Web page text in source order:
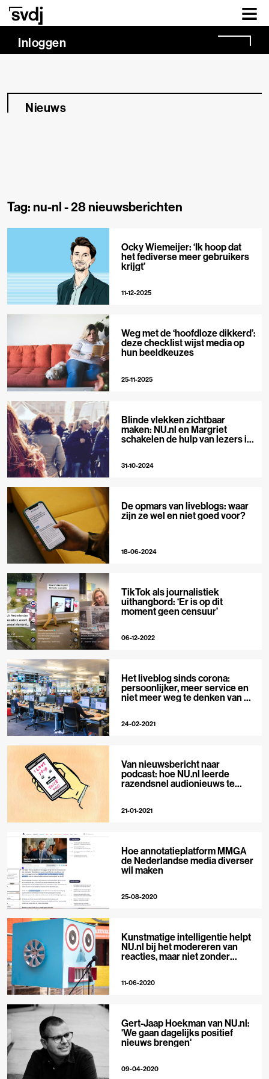
Naar hoofdinhoud
Inloggen
Nieuws
Tag: nu-nl -28 nieuwsberichten
Ocky Wiemeijer: ‘Ik hoop dat
het fediverse meer gebruikers
krijgt’
11-12-2025
Weg met de ‘hoofdloze dikkerd’:
deze checklist wijst media op
hun beeldkeuzes
25-11-2025
Blinde vlekken zichtbaar
maken: NU.nl en Margriet
schakelen de hulp van lezers in
31-10-2024
De opmars van liveblogs: waar
zijn ze wel en niet goed voor?
18-06-2024
TikTok als journalistiek
uithangbord: ‘Er is op dit
moment geen censuur’
06-12-2022
Het liveblog sinds corona:
persoonlijker, meer service en
niet meer weg te denken van de
24-02-2021
Van nieuwsbericht naar
podcast: hoe NU.nl leerde
razendsnel audionieuws te
21-01-2021
Hoe annotatieplatform MMGA
de Nederlandse media diverser
wil maken
25-08-2020
Kunstmatige intelligentie helpt
NU.nl bij het modereren van
reacties, maar niet zonder
11-06-2020
Gert-Jaap Hoekman van NU.nl:
'We gaan dagelijks positief
nieuws brengen'
09-04-2020